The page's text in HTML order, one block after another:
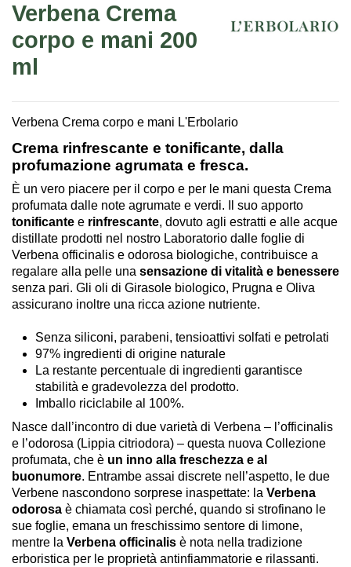
Verbena Crema
corpo e mani 200
ml
Verbena Crema corpo e mani L'Erbolario
Crema rinfrescante e tonificante, dalla
profumazione agrumata e fresca.
È un vero piacere per il corpo e per le mani questa Crema
profumata dalle note agrumate e verdi. Il suo apporto
tonificante e rinfrescante, dovuto agli estratti e alle acque
distillate prodotti nel nostro Laboratorio dalle foglie di
Verbena officinalis e odorosa biologiche, contribuisce a
regalare alla pelle una sensazione di vitalità e benessere
senza pari. Gli oli di Girasole biologico, Prugna e Oliva
assicurano inoltre una ricca azione nutriente.
Senza siliconi, parabeni, tensioattivi solfati e petrolati
97% ingredienti di origine naturale
La restante percentuale di ingredienti garantisce
stabilità e gradevolezza del prodotto.
Imballo riciclabile al 100%.
Nasce dall’incontro di due varietà di Verbena – l’officinalis
e l’odorosa (Lippia citriodora) – questa nuova Collezione
profumata, che è un inno alla freschezza e al
buonumore. Entrambe assai discrete nell’aspetto, le due
Verbene nascondono sorprese inaspettate: la Verbena
odorosa è chiamata così perché, quando si strofinano le
sue foglie, emana un freschissimo sentore di limone,
mentre la Verbena officinalis è nota nella tradizione
erboristica per le proprietà antinfiammatorie e rilassanti.